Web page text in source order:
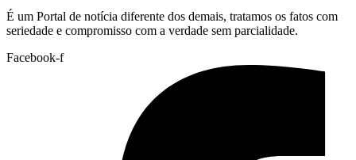
É um Portal de notícia diferente dos demais, tratamos os fatos com
seriedade e compromisso com a verdade sem parcialidade.
Facebook-f